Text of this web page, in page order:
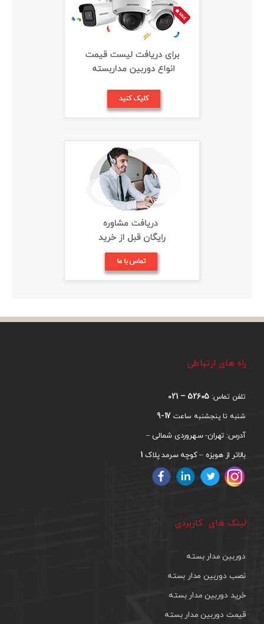
راه های ارتباطی
تلفن تماس: 52605 – 021
شنبه تا پنجشنبه ساعت 17-9
آدرس: تهران- سهروردی شمالی –
بالاتر از هویزه – کوچه سرمد پلاک 1
لینک های کاربردی
دوربین مدار بسته
نصب دوربین مدار بسته
خرید دوربین مدار بسته
قیمت دوربین مدار بسته